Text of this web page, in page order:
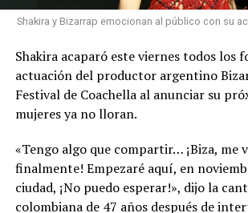
Shakira y Bizarrap emocionan al público con su
Shakira acaparó este viernes todos los
actuación del productor argentino
Festival de Coachella al anunciar su
mujeres ya no lloran.
«Tengo algo que compartir… ¡Biza, me
finalmente! Empezaré aquí, en
ciudad, ¡No puedo esperar!», dijo la
colombiana de 47 años después de